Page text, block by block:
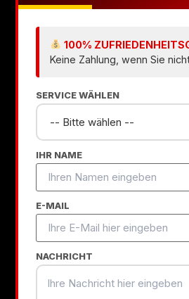
100%
Keine Zahlung, wenn Sie
SERVICE WÄHLEN
IHR NAME
E-MAIL
NACHRICHT